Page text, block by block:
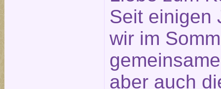
Seit einigen
wir im
aber auch